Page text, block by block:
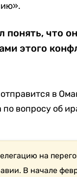
что
этого
в
вопросу об
на
В начале